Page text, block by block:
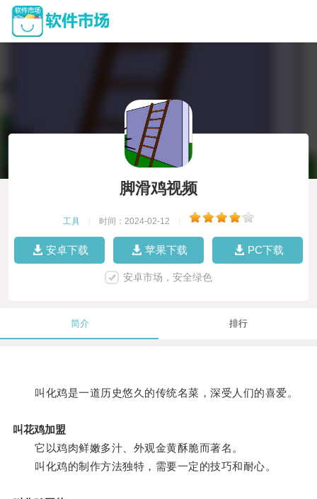
脚滑鸡视频
工具 时间：2024-02-12
安卓下载 苹果下载 PC下载
安卓市场，安全绿色
简介 排行
叫化鸡是一道历史悠久的传统名菜，深受人们的喜爱。
叫花鸡加盟
它以鸡肉鲜嫩多汁、外观金黄酥脆而著名。
叫化鸡的制作方法独特，需要一定的技巧和耐心。